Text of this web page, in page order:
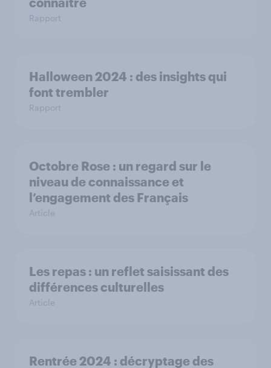
Rapport
Halloween 2024 : des insights qui
font trembler
Rapport
Octobre Rose : un regard sur le
niveau de connaissance et
l’engagement des Français
Article
Les repas : un reflet saisissant des
différences culturelles
Article
Rentrée 2024 : décryptage des